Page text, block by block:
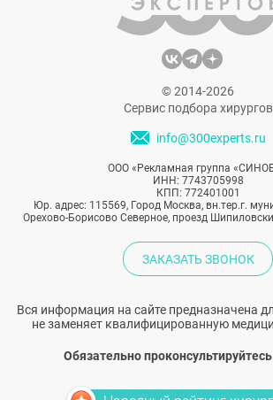
© 2014-2026
Сервис подбора хирургов
info@300experts.ru
ООО «Рекламная группа
ИНН: 7743705998
КПП: 772401001
Юр. адрес: 115569, Город Москва, вн.тер.г.
Орехово-Борисово Северное, проезд
ЗАКАЗАТЬ ЗВОНОК
Вся информация на сайте предназначена
не заменяет квалифицированную
Обязательно